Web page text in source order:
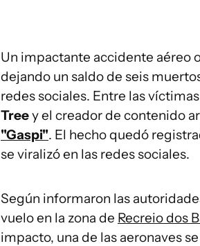
Un impactante accidente aéreo
dejando un saldo de seis
redes sociales. Entre las
Treey el creador de contenido
"Gaspi". El hecho quedó
se viralizó en las redes sociales.
Según informaron las
vuelo en la zona de Recreio dos
impacto, una de las aeronaves